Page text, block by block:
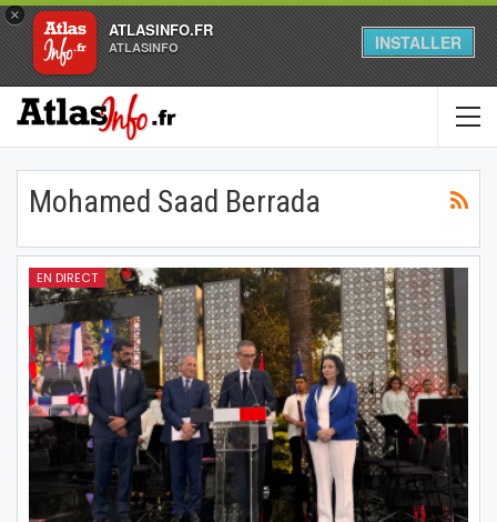
×
ATLASINFO.FR
ATLASINFO INSTALLER
Mohamed Saad Berrada
EN DIRECT